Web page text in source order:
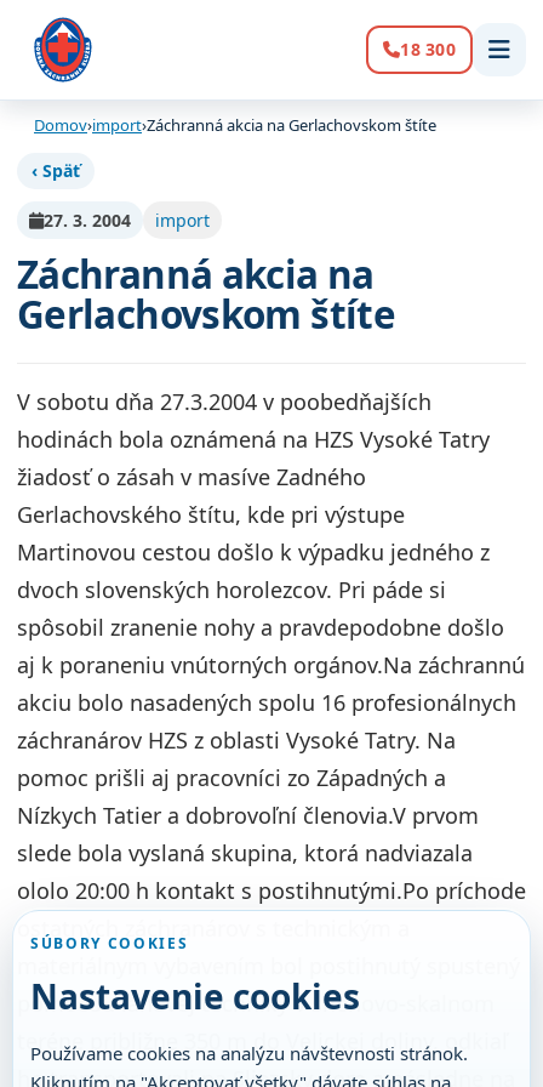
Volanie:
18 300
Domov›import›Záchranná akcia na Gerlachovskom štíte
‹ Späť
27. 3. 2004 import
Záchranná akcia na
Gerlachovskom štíte
V sobotu dňa 27.3.2004 v poobedňajších
hodinách bola oznámená na HZS Vysoké Tatry
žiadosť o zásah v masíve Zadného
Gerlachovského štítu, kde pri výstupe
Martinovou cestou došlo k výpadku jedného z
dvoch slovenských horolezcov. Pri páde si
spôsobil zranenie nohy a pravdepodobne došlo
aj k poraneniu vnútorných orgánov.Na záchrannú
akciu bolo nasadených spolu 16 profesionálnych
záchranárov HZS z oblasti Vysoké Tatry. Na
pomoc prišli aj pracovníci zo Západných a
Nízkych Tatier a dobrovoľní členovia.V prvom
slede bola vyslaná skupina, ktorá nadviazala
ololo 20:00 h kontakt s postihnutými.Po príchode
ostatných záchranárov s technickým a
pomocou lanovej techniky v snehovo-skalnom
teréne približne 350 m do Velickej doliny, odkiaľ
ho transportovali na Sliezsky dom a následne na
SÚBORY COOKIES
Nastavenie cookies
Používame cookies na analýzu návštevnosti stránok.
Kliknutím na "Akceptovať všetky" dávate súhlas na